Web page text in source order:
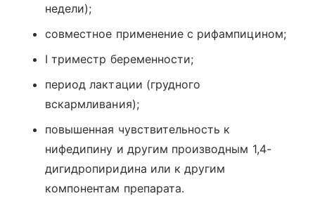
недели);
совместное применение с рифампицином;
I триместр беременности;
период лактации (грудного
вскармливания);
повышенная чувствительность к
нифедипину и другим производным 1,4-
дигидропиридина или к другим
компонентам препарата.